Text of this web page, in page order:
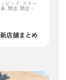
ピング, スイー
, 閉店, 開店・
店舗まとめ